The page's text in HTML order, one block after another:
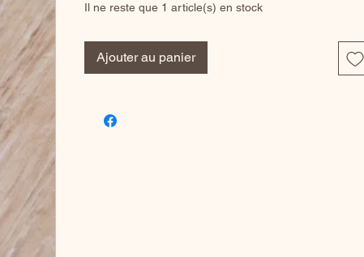
Il ne reste que 1 article(s) en stock
Ajouter au panier